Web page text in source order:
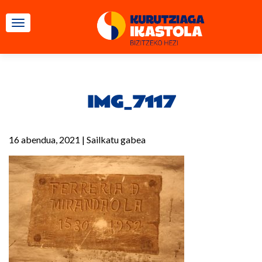
TOGGLE NAVIGATION
IMG_7117
16 abendua, 2021 | Sailkatu gabea